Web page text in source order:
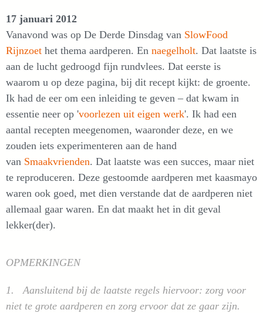
17 januari 2012
Vanavond was op De Derde Dinsdag van SlowFood
Rijnzoet het thema aardperen. En naegelholt. Dat laatste is
aan de lucht gedroogd fijn rundvlees. Dat eerste is
waarom u op deze pagina, bij dit recept kijkt: de groente.
Ik had de eer om een inleiding te geven – dat kwam in
essentie neer op 'voorlezen uit eigen werk'. Ik had een
aantal recepten meegenomen, waaronder deze, en we
zouden iets experimenteren aan de hand
van Smaakvrienden. Dat laatste was een succes, maar niet
te reproduceren. Deze gestoomde aardperen met kaasmayo
waren ook goed, met dien verstande dat de aardperen niet
allemaal gaar waren. En dat maakt het in dit geval
lekker(der).
OPMERKINGEN
1. Aansluitend bij de laatste regels hiervoor: zorg voor
niet te grote aardperen en zorg ervoor dat ze gaar zijn.